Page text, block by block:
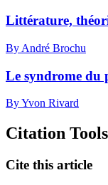
Littérature,
By André Brochu
Le syndrome du
By Yvon Rivard
Citation Tools
Cite this article